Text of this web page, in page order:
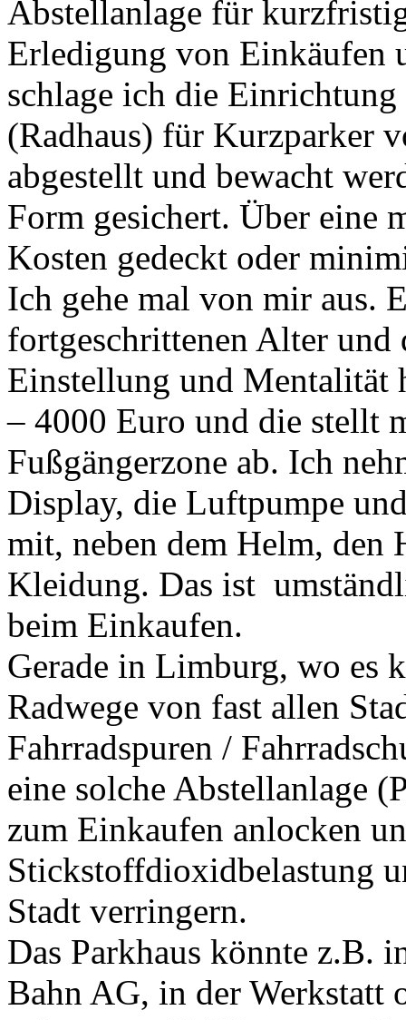
Abstellanlage für
Erledigung von Einkäufen
schlage ich die Einrichtung
(Radhaus) für Kurzparker
abgestellt und bewacht
Form gesichert. Über eine
Kosten gedeckt oder
Ich gehe mal von mir aus.
fortgeschrittenen Alter und
Einstellung und Mentalität
– 4000 Euro und die stellt
Fußgängerzone ab. Ich
Display, die Luftpumpe
mit, neben dem Helm, den
Kleidung. Das ist
beim Einkaufen.
Gerade in Limburg, wo es
Radwege von fast allen
Fahrradspuren /
eine solche Abstellanlage
zum Einkaufen anlocken
Stickstoffdioxidbelastung
Stadt verringern.
Das Parkhaus könnte z.B.
Bahn AG, in der Werkstatt